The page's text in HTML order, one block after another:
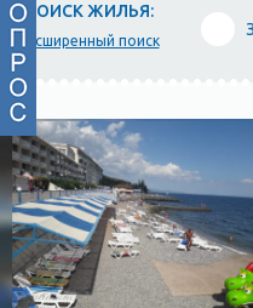
ПОИСК ЖИЛЬЯ:
расширенный поиск